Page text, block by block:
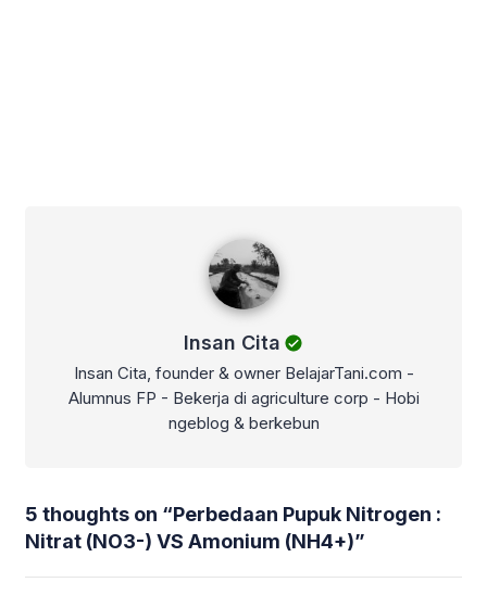
Insan Cita
Insan Cita, founder & owner BelajarTani.com -
Alumnus FP - Bekerja di agriculture corp - Hobi
ngeblog & berkebun
5 thoughts on “Perbedaan Pupuk Nitrogen :
Nitrat (NO3-) VS Amonium (NH4+)”